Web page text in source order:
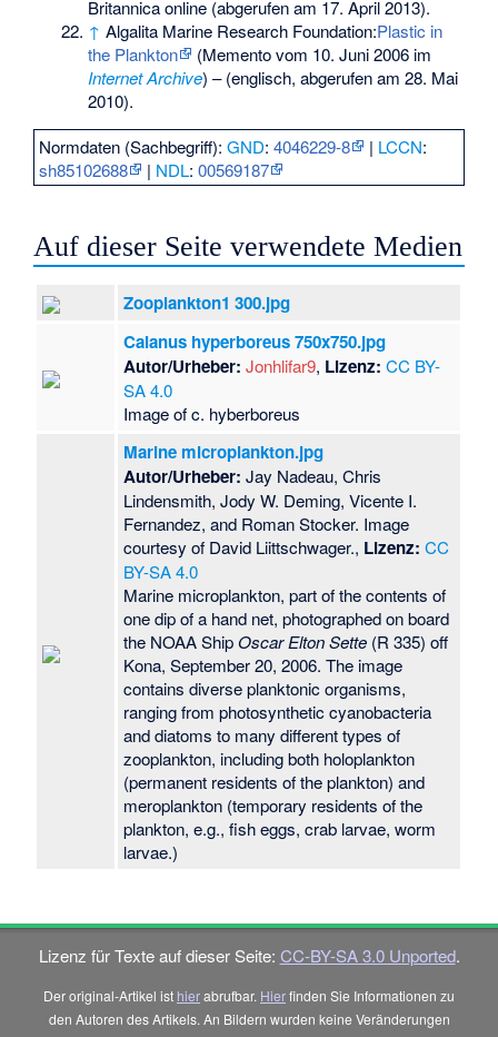
Britannica online (abgerufen am 17. April 2013).
↑ Algalita Marine Research Foundation:Plastic in
the Plankton
(Mementovom 10. Juni 2006 im
Internet Archive) – (englisch, abgerufen am 28. Mai
2010).
Normdaten (Sachbegriff):GND:4046229-8 | LCCN:
sh85102688
| NDL:00569187
Auf dieser Seite verwendete Medien
Zooplankton1 300.jpg
Calanus hyperboreus 750x750.jpg
Autor/Urheber: Jonhlifar9, Lizenz: CC BY-
SA 4.0
Image of c. hyberboreus
Marine microplankton.jpg
Autor/Urheber: Jay Nadeau, Chris
Lindensmith, Jody W. Deming, Vicente I.
Fernandez, and Roman Stocker. Image
courtesy of David Liittschwager., Lizenz: CC
BY-SA 4.0
Marine microplankton, part of the contents of
one dip of a hand net, photographed on board
the NOAA ShipOscar Elton Sette (R 335) off
Kona, September 20, 2006. The image
contains diverse planktonic organisms,
ranging from photosynthetic cyanobacteria
and diatoms to many different types of
zooplankton, including both holoplankton
(permanent residents of the plankton) and
meroplankton (temporary residents of the
plankton, e.g., fish eggs, crab larvae, worm
larvae.)
Lizenz für Texte auf dieser Seite: CC-BY-SA 3.0 Unported.
Der original-Artikel ist hierabrufbar. Hierfinden Sie Informationen zu
den Autoren des Artikels. An Bildern wurden keine Veränderungen